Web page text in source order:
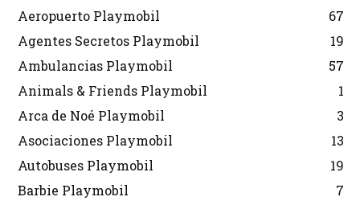
Aeropuerto Playmobil
67
Agentes Secretos Playmobil
19
Ambulancias Playmobil
57
Animals & Friends Playmobil
1
Arca de Noé Playmobil
3
Asociaciones Playmobil
13
Autobuses Playmobil
19
Barbie Playmobil
7